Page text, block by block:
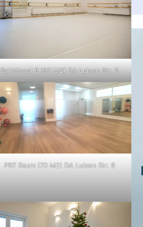
Ballettsaal B (90 M2) DA Luisen Str. 8
PBT Raum (70 M2) DA Luisen Str. 8